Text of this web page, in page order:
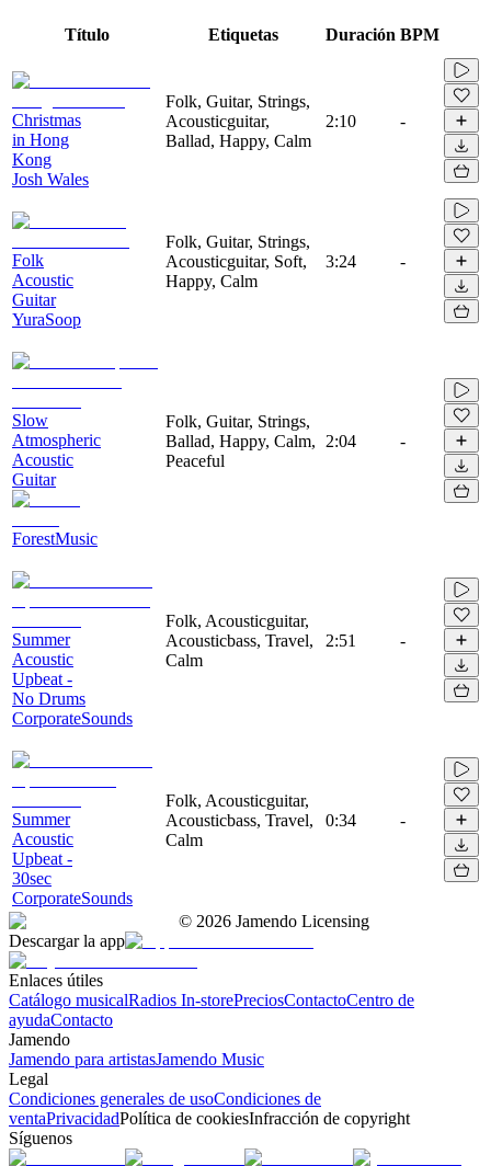
Título Etiquetas Duración BPM
Christmas
in Hong
Kong
Josh Wales
Folk, Guitar, Strings,
Acousticguitar,
Ballad, Happy, Calm
2:10 -
Folk
Acoustic
Guitar
YuraSoop
Folk, Guitar, Strings,
Acousticguitar, Soft,
Happy, Calm
3:24 -
Slow
Atmospheric
Acoustic
Guitar
ForestMusic
Folk, Guitar, Strings,
Ballad, Happy, Calm,
Peaceful
2:04 -
Summer
Acoustic
Upbeat -
No Drums
CorporateSounds
Folk, Acousticguitar,
Acousticbass, Travel,
Calm
2:51 -
Summer
Acoustic
Upbeat -
30sec
CorporateSounds
Folk, Acousticguitar,
Acousticbass, Travel,
Calm
0:34 -
© 2026 Jamendo Licensing
Descargar la app
Enlaces útiles
Catálogo musicalRadios In-storePreciosContactoCentro de
ayudaContacto
Jamendo
Jamendo para artistasJamendo Music
Legal
Condiciones generales de usoCondiciones de
ventaPrivacidadPolítica de cookiesInfracción de copyright
Síguenos